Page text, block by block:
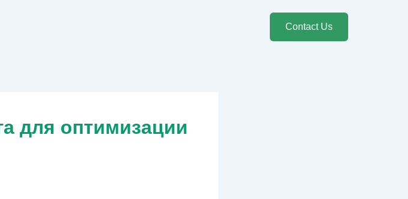
Contact Us
для оптимизации